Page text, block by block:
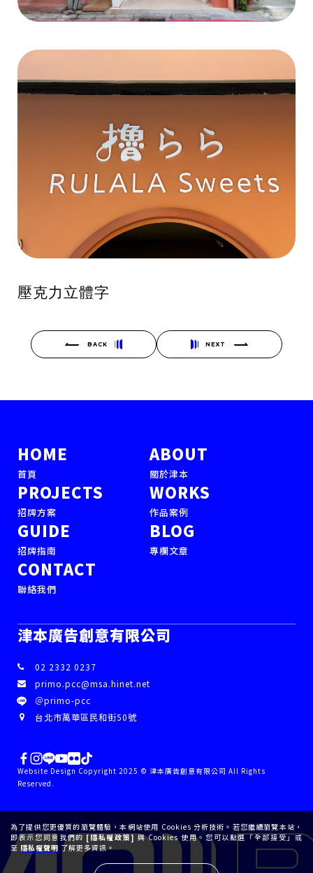
壓克力立體字
BACK NEXT
津本廣告創意有限公司
02 2332 0237
primo.pcc@msa.hinet.net
＠primo-pcc
台北市萬華區民和街50號
HOME
首頁
ABOUT
關於津本
PROJECTS
招牌方案
WORKS
作品案例
GUIDE
招牌指南
BLOG
專欄文章
CONTACT
聯絡我們
Website Design Copyright 2025 © 津本廣告創意有限公司 All Rights
Reserved.
為了提供您更優質的瀏覽體驗，本網站使用 Cookies 分析技術。若您繼續瀏覽本站，
即表示您同意我們的 [隱私權政策] 與 Cookies 使用。您可以點選「全部接受」或
至 隱私權聲明 了解更多資訊。